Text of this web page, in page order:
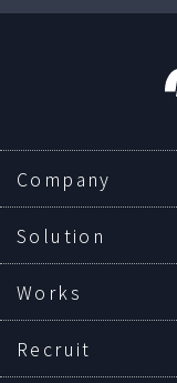
Company
Solution
Works
Recruit